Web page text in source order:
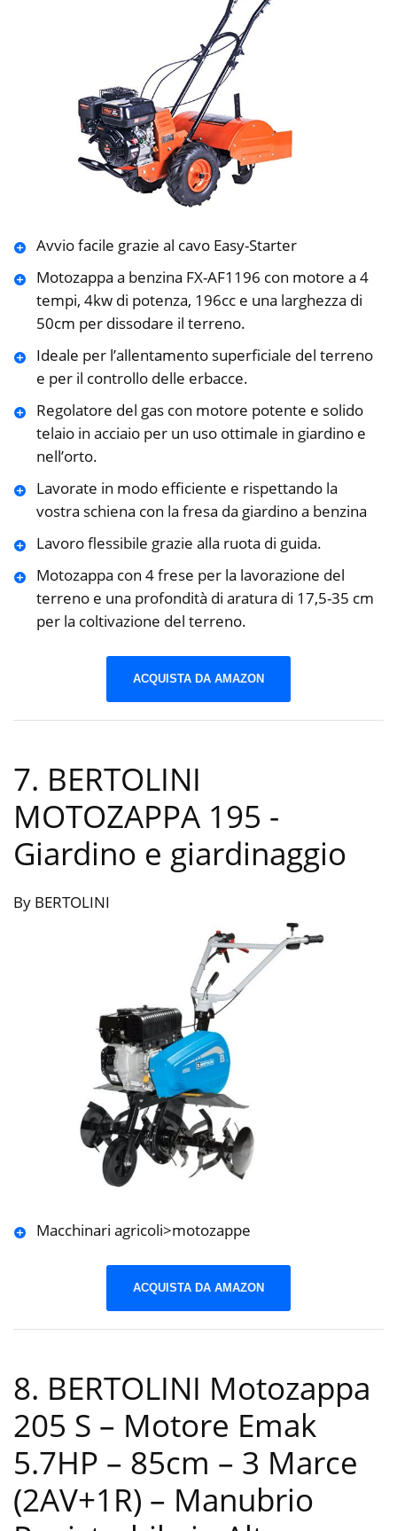
Avvio facile grazie al cavo Easy-Starter
Motozappa a benzina FX-AF1196 con motore a 4
tempi, 4kw di potenza, 196cc e una larghezza di
50cm per dissodare il terreno.
Ideale per l’allentamento superficiale del terreno
e per il controllo delle erbacce.
Regolatore del gas con motore potente e solido
telaio in acciaio per un uso ottimale in giardino e
nell’orto.
Lavorate in modo efficiente e rispettando la
vostra schiena con la fresa da giardino a benzina
Lavoro flessibile grazie alla ruota di guida.
Motozappa con 4 frese per la lavorazione del
terreno e una profondità di aratura di 17,5-35 cm
per la coltivazione del terreno.
ACQUISTA DA AMAZON
7. BERTOLINI
MOTOZAPPA 195 -
Giardino e giardinaggio
By BERTOLINI
Macchinari agricoli>motozappe
ACQUISTA DA AMAZON
8. BERTOLINI Motozappa
205 S – Motore Emak
5.7HP – 85cm – 3 Marce
(2AV+1R) – Manubrio